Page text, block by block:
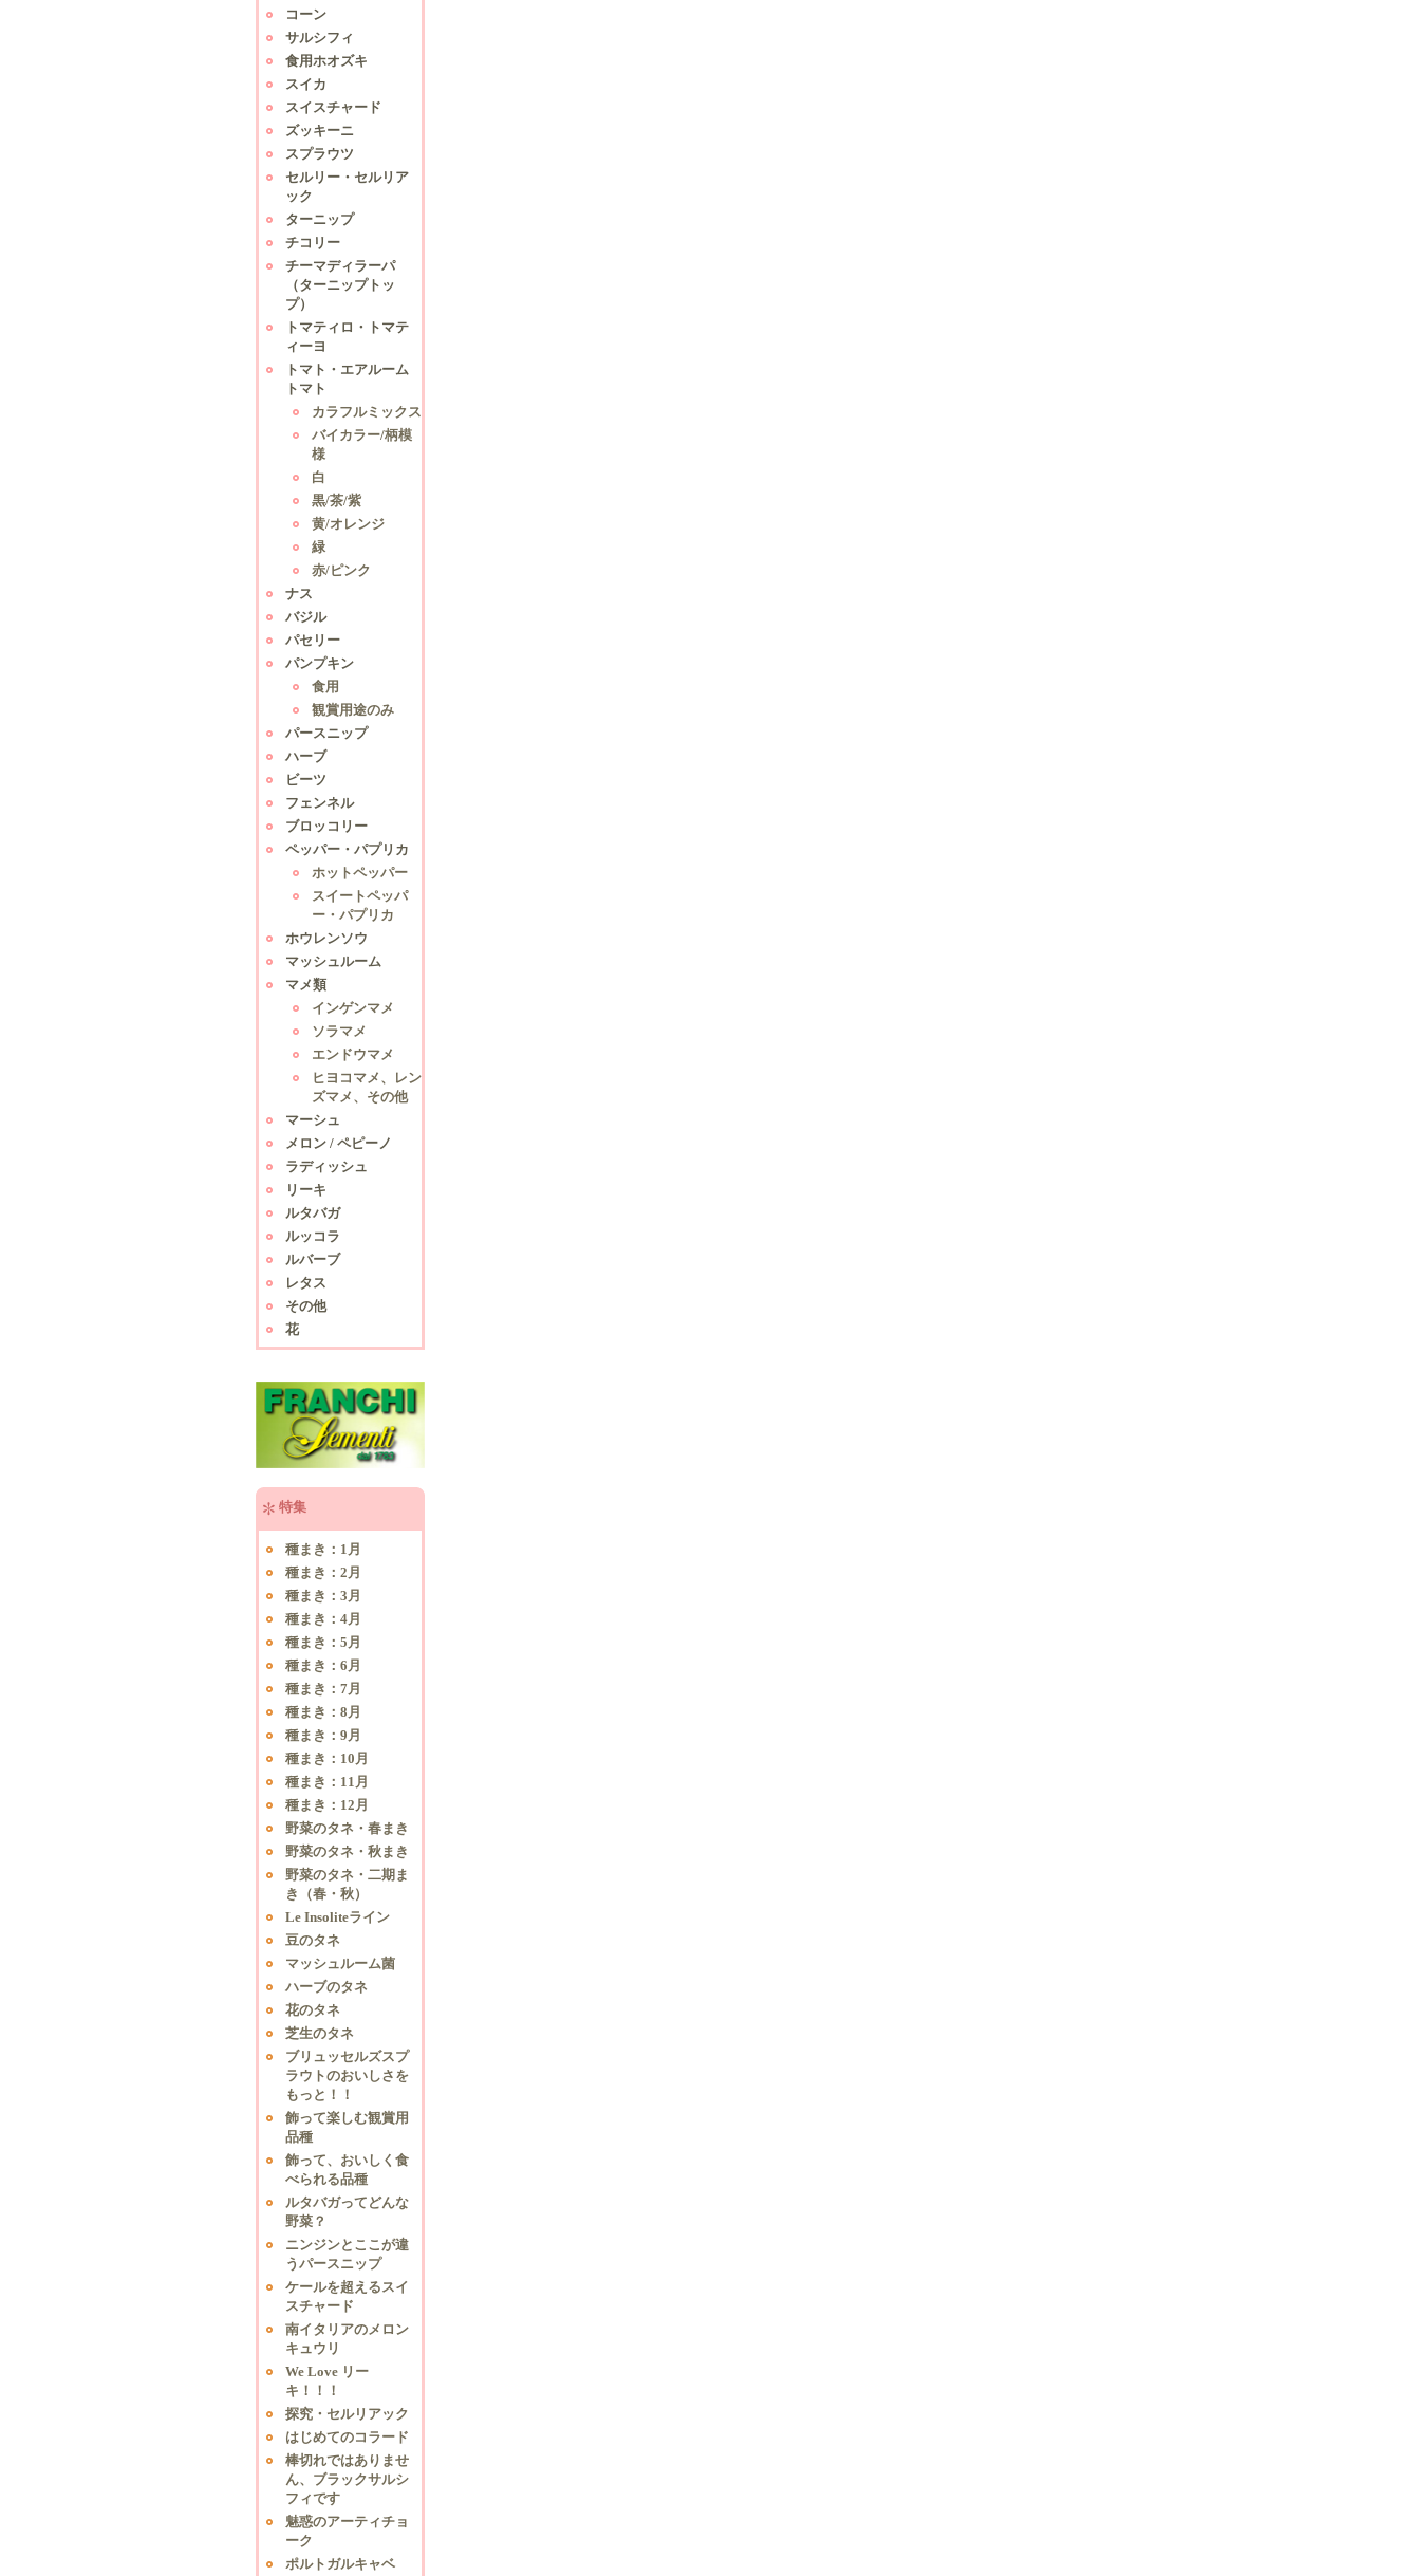
コーン
サルシフィ
食用ホオズキ
スイカ
スイスチャード
ズッキーニ
スプラウツ
セルリー・セルリア
ック
ターニップ
チコリー
チーマディラーパ
（ターニップトッ
プ）
トマティロ・トマテ
ィーヨ
トマト・エアルーム
トマト
カラフルミックス
バイカラー/柄模
様
白
黒/茶/紫
黄/オレンジ
緑
赤/ピンク
ナス
バジル
パセリー
パンプキン
食用
観賞用途のみ
パースニップ
ハーブ
ビーツ
フェンネル
ブロッコリー
ペッパー・パプリカ
ホットペッパー
スイートペッパ
ー・パプリカ
ホウレンソウ
マッシュルーム
マメ類
インゲンマメ
ソラマメ
エンドウマメ
ヒヨコマメ、レン
ズマメ、その他
マーシュ
メロン / ペピーノ
ラディッシュ
リーキ
ルタバガ
ルッコラ
ルバーブ
レタス
その他
花
特集
種まき：1月
種まき：2月
種まき：3月
種まき：4月
種まき：5月
種まき：6月
種まき：7月
種まき：8月
種まき：9月
種まき：10月
種まき：11月
種まき：12月
野菜のタネ・春まき
野菜のタネ・秋まき
野菜のタネ・二期ま
き（春・秋）
Le Insoliteライン
豆のタネ
マッシュルーム菌
ハーブのタネ
花のタネ
芝生のタネ
ブリュッセルズスプ
ラウトのおいしさを
もっと！！
飾って楽しむ観賞用
品種
飾って、おいしく食
べられる品種
ルタバガってどんな
野菜？
ニンジンとここが違
うパースニップ
ケールを超えるスイ
スチャード
南イタリアのメロン
キュウリ
We Love リー
キ！！！
探究・セルリアック
はじめてのコラード
棒切れではありませ
ん、ブラックサルシ
フィです
魅惑のアーティチョ
ーク
ポルトガルキャベ